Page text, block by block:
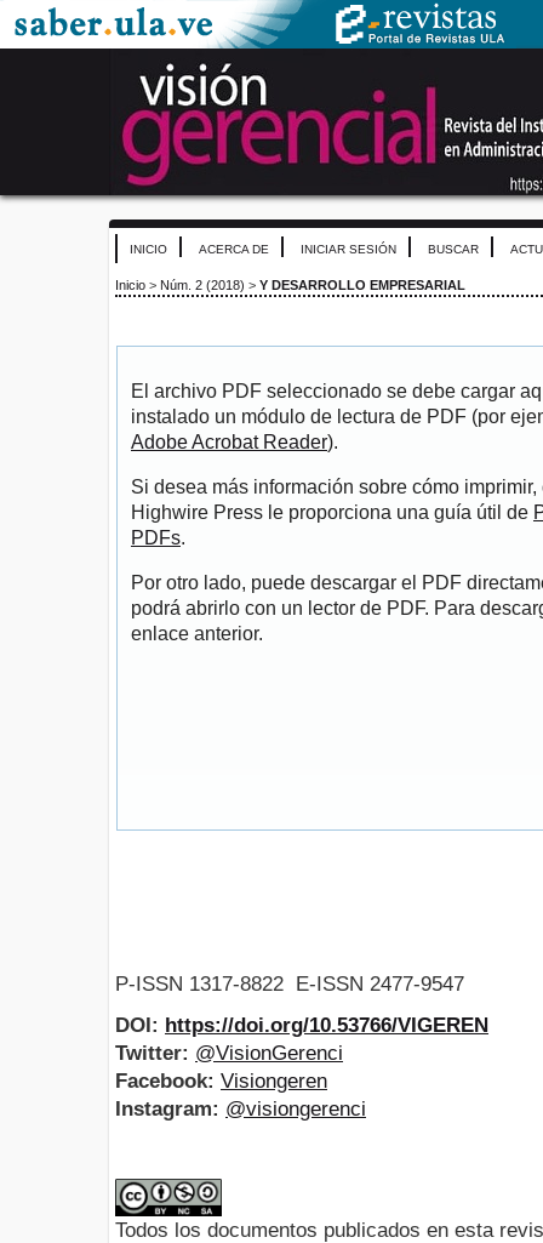
INICIO ACERCA DE INICIAR SESIÓN BUSCAR
Inicio > Núm. 2 (2018) > Y DESARROLLO EMPRESARIAL
El archivo PDF seleccionado se debe cargar
instalado un módulo de lectura de PDF (por
Adobe Acrobat Reader).
Si desea más información sobre cómo
Highwire Press le proporciona una guía útil de
PDFs.
Por otro lado, puede descargar el PDF
podrá abrirlo con un lector de PDF. Para
enlace anterior.
P-ISSN 1317-8822 E-ISSN 2477-9547
DOI: https://doi.org/10.53766/VIGEREN
Twitter: @VisionGerenci
Facebook: Visiongeren
Instagram: @visiongerenci
Todos los documentos publicados en esta